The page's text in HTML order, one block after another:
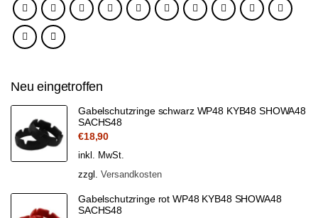
Neu eingetroffen
Gabelschutzringe schwarz WP48 KYB48 SHOWA48
SACHS48
€18,90
inkl. MwSt.
zzgl. Versandkosten
Gabelschutzringe rot WP48 KYB48 SHOWA48
SACHS48